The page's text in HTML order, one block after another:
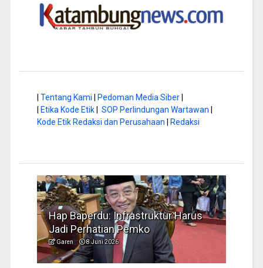
Tentang Kami Pedoman Media Siber|
Etika Kode Etik| SOP Perlindungan Wartawan
Kode Etik Redaksi dan Perusahaan
Redaksi
Hap Baperdu: Infrastruktur Harus
Jadi Perhatian Pemko
Garen 8 Juni 2026